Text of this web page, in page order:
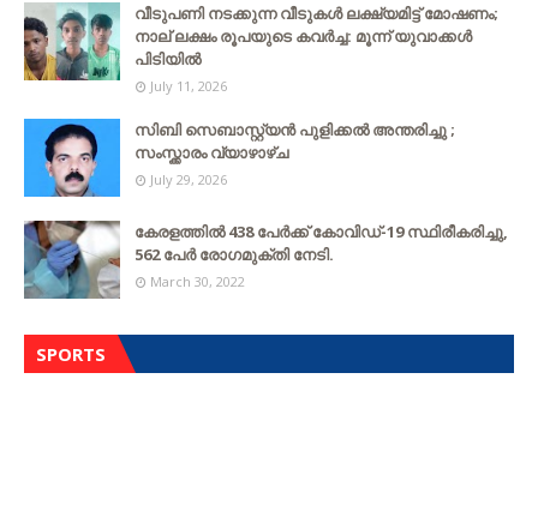
വീടുപണി നടക്കുന്ന വീടുകൾ ലക്ഷ്യമിട്ട് മോഷണം;
നാല് ലക്ഷം രൂപയുടെ കവർച്ച: മൂന്ന് യുവാക്കൾ
പിടിയിൽ
July 11, 2026
സിബി സെബാസ്റ്റ്യന്‍ പുളിക്കല്‍ അന്തരിച്ചു ;
സംസ്ക്കാരം വ്യാഴാഴ്ച
July 29, 2026
കേരളത്തില്‍ 438 പേര്‍ക്ക് കോവിഡ്-19 സ്ഥിരീകരിച്ചു,
562 പേര്‍ രോഗമുക്തി നേടി.
March 30, 2022
SPORTS